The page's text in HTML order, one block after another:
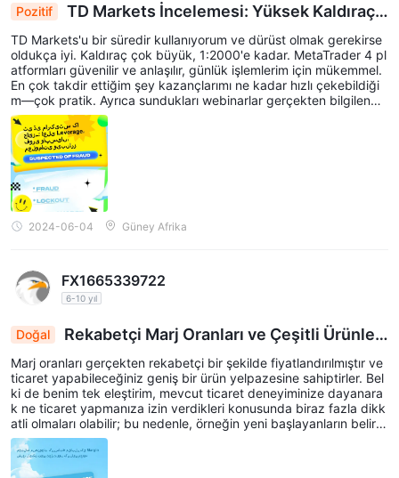
Pozitif
TD Markets İncelemesi: Yüksek Kaldıraç,
Hızlı Para Çekme, Bilgilendirici Web Seminerleri
TD Markets'u bir süredir kullanıyorum ve dürüst olmak gerekirse
oldukça iyi. Kaldıraç çok büyük, 1:2000'e kadar. MetaTrader 4 pl
atformları güvenilir ve anlaşılır, günlük işlemlerim için mükemmel.
En çok takdir ettiğim şey kazançlarımı ne kadar hızlı çekebildiği
m—çok pratik. Ayrıca sundukları webinarlar gerçekten bilgilendiri
ci, sadece genel tavsiyeler değil. Yüksek kaldıraç ve hızlı hizmet
sunan bir aracı kurum arıyorsanız kesinlikle sağlam bir seçenek.
2024-06-04 Güney Afrika
FX1665339722
6-10 yıl
Doğal
Rekabetçi Marj Oranları ve Çeşitli Ürünler,
Ancak Yeni Başlayan Yatırımcıların Erişimi Konus
unda Muhafazakar
Marj oranları gerçekten rekabetçi bir şekilde fiyatlandırılmıştır ve
ticaret yapabileceğiniz geniş bir ürün yelpazesine sahiptirler. Bel
ki de benim tek eleştirim, mevcut ticaret deneyiminize dayanara
k ne ticaret yapmanıza izin verdikleri konusunda biraz fazla dikk
atli olmaları olabilir; bu nedenle, örneğin yeni başlayanların belirli
kaldıraç veya opsiyon ürünlerini kullanmalarına izin verme konus
unda dikkatliler, ama en azından ben bu şekilde olmalarının nede
nini rasyonel olarak anlayabilirler.